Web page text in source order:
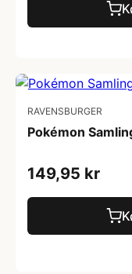
RAVENSBURGER
Pokémon
149,95 kr